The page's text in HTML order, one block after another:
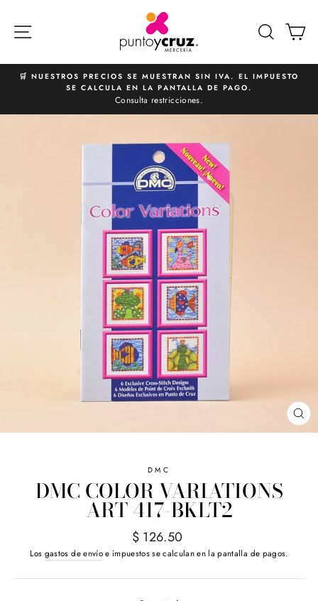
directamente
diapositivas
🛒 NUESTROS PRECIOS SE MUESTRAN SIN IVA. EL IMPUESTO
SE CALCULA EN LA PANTALLA DE PAGO.
Consulta restricciones.
DMC
DMC COLOR VARIATIONS
ART 417-BKLT2
Precio
habitual
$ 126.50
Los gastos de envíoe impuestos se calculan en la pantalla de pagos.